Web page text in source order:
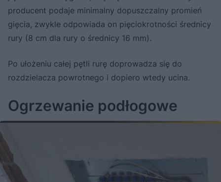
producent podaje minimalny dopuszczalny promień
gięcia, zwykle odpowiada on pięciokrotności średnicy
rury (8 cm dla rury o średnicy 16 mm).
Po ułożeniu całej pętli rurę doprowadza się do
rozdzielacza powrotnego i dopiero wtedy ucina.
Ogrzewanie podłogowe